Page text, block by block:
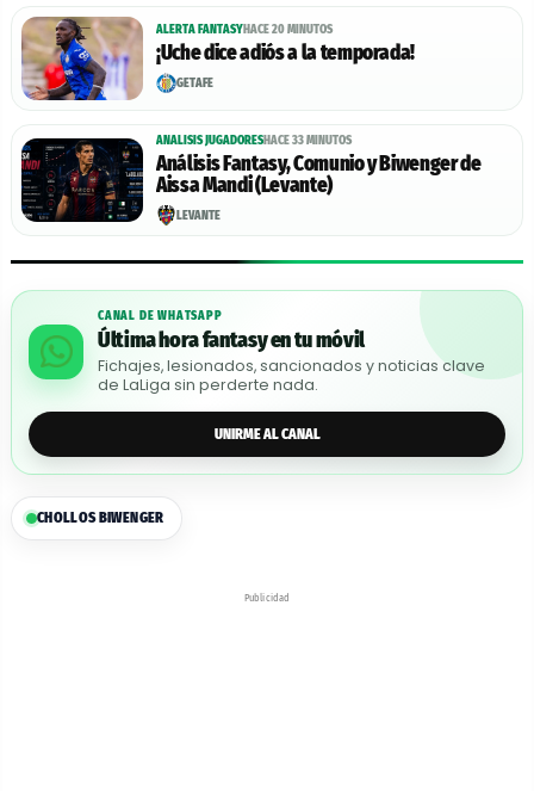
ALERTA FANTASYHACE 20 MINUTOS
¡Uche dice adiós a la temporada!
GETAFE
ANALISIS JUGADORESHACE 33 MINUTOS
Análisis Fantasy, Comunio y Biwenger de
Aissa Mandi (Levante)
LEVANTE
CANAL DE WHATSAPP
Última hora fantasy en tu móvil
Fichajes, lesionados, sancionados y noticias clave
de LaLiga sin perderte nada.
UNIRME AL CANAL
CHOLLOS BIWENGER
Publicidad